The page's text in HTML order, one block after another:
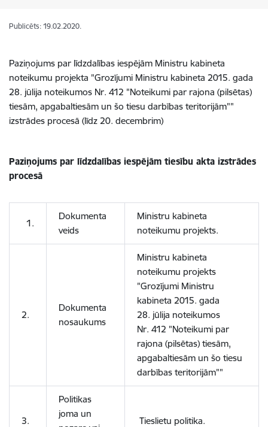
Publicēts: 19.02.2020.
Paziņojums par līdzdalības iespējām Ministru kabineta
noteikumu projekta "Grozījumi Ministru kabineta 2015. gada
28. jūlija noteikumos Nr. 412 "Noteikumi par rajona (pilsētas)
tiesām, apgabaltiesām un šo tiesu darbības teritorijām""
izstrādes procesā (līdz 20. decembrim)
Paziņojums par līdzdalības iespējām tiesību akta izstrādes
procesā
1.
Dokumenta
veids
Ministru kabineta
noteikumu projekts.
2.
Dokumenta
nosaukums
Ministru kabineta
noteikumu projekts
"Grozījumi Ministru
kabineta 2015. gada
28. jūlija noteikumos
Nr. 412 "Noteikumi par
rajona (pilsētas) tiesām,
apgabaltiesām un šo tiesu
darbības teritorijām""
3.
Politikas
joma un
Tieslietu politika.